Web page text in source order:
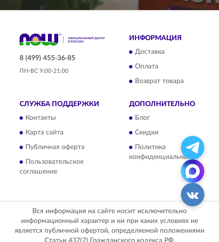
8 (499) 455-36-85
ПН-ВС 9:00-21:00
ИНФОРМАЦИЯ
Доставка
Оплата
Возврат товара
СЛУЖБА ПОДДЕРЖКИ
Контакты
Карта сайта
Публичная оферта
Пользовательское
соглашение
ДОПОЛНИТЕЛЬНО
Блог
Скидки
Политика
конфиденциальности
Вся информация на сайте носит исключительно
информационный характер и ни при каких условиях не
является публичной офертой, определяемой положениями
Статьи 437(2) Гражданского кодекса РФ.